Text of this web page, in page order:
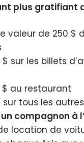
plus gratifiant
valeur de 250 $
sur les billets
$ au restaurant
sur tous les
compagnon à
location de